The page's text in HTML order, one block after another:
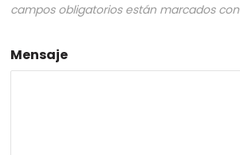
campos obligatorios están marcados con
Mensaje